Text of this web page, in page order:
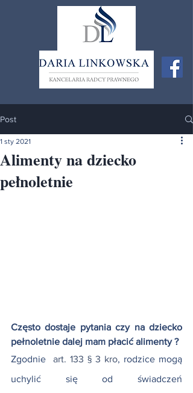
Post
Alimenty na dziecko
pełnoletnie
1 sty 2021
Często dostaje pytania czy na dziecko
pełnoletnie dalej mam płacić alimenty ?
Zgodnie art. 133 § 3 kro, rodzice mogą
uchylić się od świadczeń